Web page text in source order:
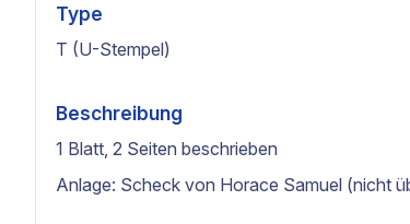
Type
T (U-Stempel)
Beschreibung
1 Blatt, 2 Seiten beschrieben
Anlage: Scheck von Horace Samuel (nicht